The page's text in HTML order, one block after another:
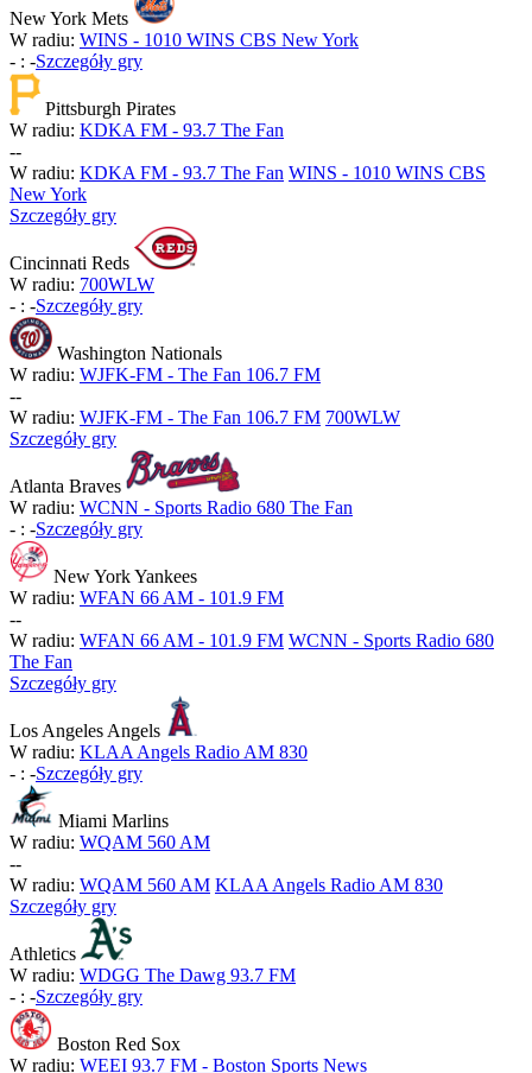
New York Mets
W radiu: WINS - 1010 WINS CBS New York
- : -Szczegóły gry
Pittsburgh Pirates
W radiu: KDKA FM - 93.7 The Fan
--
W radiu: KDKA FM - 93.7 The Fan WINS - 1010 WINS CBS
New York
Szczegóły gry
Cincinnati Reds
W radiu: 700WLW
- : -Szczegóły gry
Washington Nationals
W radiu: WJFK-FM - The Fan 106.7 FM
--
W radiu: WJFK-FM - The Fan 106.7 FM 700WLW
Szczegóły gry
Atlanta Braves
W radiu: WCNN - Sports Radio 680 The Fan
- : -Szczegóły gry
New York Yankees
W radiu: WFAN 66 AM - 101.9 FM
--
W radiu: WFAN 66 AM - 101.9 FM WCNN - Sports Radio 680
The Fan
Szczegóły gry
Los Angeles Angels
W radiu: KLAA Angels Radio AM 830
- : -Szczegóły gry
Miami Marlins
W radiu: WQAM 560 AM
--
W radiu: WQAM 560 AM KLAA Angels Radio AM 830
Szczegóły gry
Athletics
W radiu: WDGG The Dawg 93.7 FM
- : -Szczegóły gry
Boston Red Sox
W radiu: WEEI 93.7 FM - Boston Sports News